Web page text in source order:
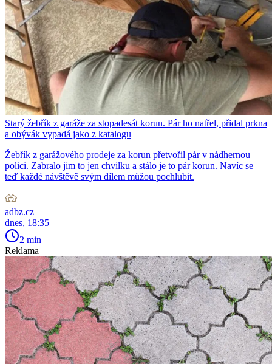
Starý žebřík z garáže za stopadesát korun. Pár ho natřel, přidal prkna
a obývák vypadá jako z katalogu
Žebřík z garážového prodeje za korun přetvořil pár v nádhernou
polici. Zabralo jim to jen chvilku a stálo je to pár korun. Navíc se
teď každé návštěvě svým dílem můžou pochlubit.
adbz.cz
dnes, 18:35
2 min
Reklama